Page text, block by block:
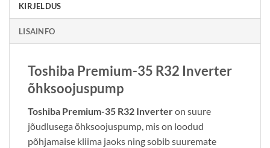
KIRJELDUS
LISAINFO
Toshiba Premium-35 R32 Inverter
õhksoojuspump
Toshiba Premium-35 R32 Inverteron suure
jõudlusega õhksoojuspump, mis on loodud
põhjamaise kliima jaoks ning sobib suuremate